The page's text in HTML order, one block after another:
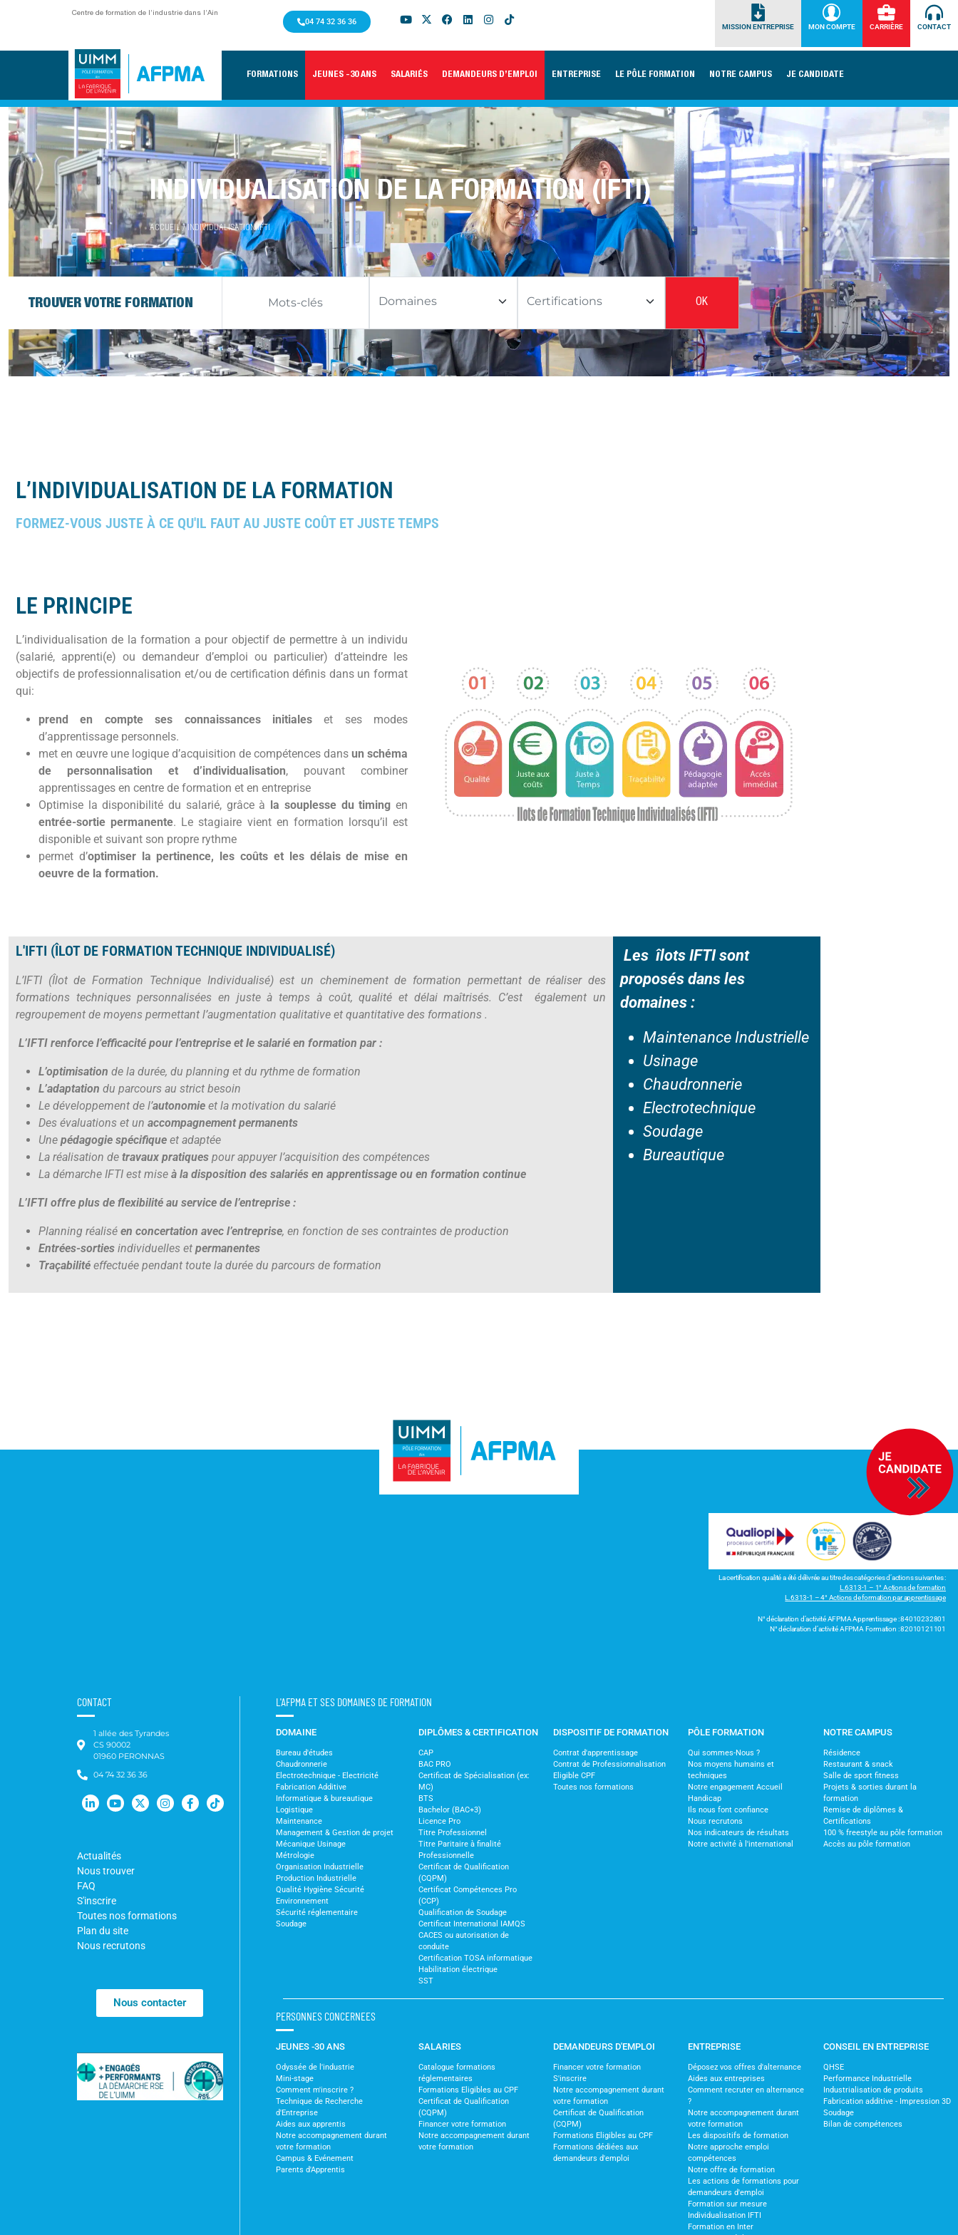
Centre de formation de l’industrie dans l’Ain
04 74 32 36 36
MISSION ENTREPRISE MON COMPTE CARRIÈRE CONTACT
FORMATIONS JEUNES -30 ANS SALARIÉS DEMANDEURS D’EMPLOI ENTREPRISE LE PÔLE FORMATION NOTRE CAMPUS JE CANDIDATE
INDIVIDUALISATION DE LA FORMATION (IFTI)
ACCUEIL/ INDIVIDUALISATION IFTI
TROUVER VOTRE FORMATION OK
L’INDIVIDUALISATION DE LA FORMATION
FORMEZ-VOUS JUSTE À CE QU'IL FAUT AU JUSTE COÛT ET JUSTE TEMPS
LE PRINCIPE
L’individualisation de la formation a pour objectif de permettre à un individu
(salarié, apprenti(e) ou demandeur d’emploi ou particulier) d’atteindre les
objectifs de professionnalisation et/ou de certification définis dans un format
qui:
prend en compte ses connaissances initialeset ses modes
d’apprentissage personnels.
met en œuvre une logique d’acquisition de compétences dans un schéma
de personnalisation et d’individualisation, pouvant combiner
apprentissages en centre de formation et en entreprise
Optimise la disponibilité du salarié, grâce à la souplesse du timing en
entrée-sortie permanente. Le stagiaire vient en formation lorsqu’il est
disponible et suivant son propre rythme
permet d’optimiser la pertinence, les coûts et les délais de mise en
oeuvre de la formation.
L'IFTI (ÎLOT DE FORMATION TECHNIQUE INDIVIDUALISÉ)
L’IFTI (Îlot de Formation Technique Individualisé) est un cheminement de formation permettant de réaliser des
formations techniques personnalisées en juste à temps à coût, qualité et délai maîtrisés. C’est également un
regroupement de moyens permettant l’augmentation qualitative et quantitative des formations .
L’IFTI renforce l’efficacité pour l’entreprise et le salarié en formation par :
L’optimisation de la durée, du planning et du rythme de formation
L’adaptation du parcours au strict besoin
Le développement de l’autonomie et la motivation du salarié
Des évaluations et un accompagnement permanents
Une pédagogie spécifique et adaptée
La réalisation de travaux pratiques pour appuyer l’acquisition des compétences
La démarche IFTI est mise à la disposition des salariés en apprentissage ou en formation continue
L’IFTI offre plus de flexibilité au service de l’entreprise :
Planning réalisé en concertation avec l’entreprise, en fonction de ses contraintes de production
Entrées-sorties individuelles et permanentes
Traçabilité effectuée pendant toute la durée du parcours de formation
Les îlots IFTI sont
proposés dans les
domaines :
Maintenance Industrielle
Usinage
Chaudronnerie
Electrotechnique
Soudage
Bureautique
La certification qualité a été délivrée au titre des catégories d’actions suivantes :
L.6313-1 – 1° Actions de formation
L.6313-1 – 4° Actions de formation par apprentissage
N° déclaration d’activité AFPMA Apprentissage : 84010232801
N° déclaration d’activité AFPMA Formation : 82010121101
CONTACT
1 allée des Tyrandes
CS 90002
01960 PERONNAS
04 74 32 36 36
Actualités
Nous trouver
FAQ
S'inscrire
Toutes nos formations
Plan du site
Nous recrutons
Nous contacter
L'AFPMA ET SES DOMAINES DE FORMATION
DOMAINE
Bureau d'études
Chaudronnerie
Electrotechnique - Electricité
Fabrication Additive
Informatique & bureautique
Logistique
Maintenance
Management & Gestion de projet
Mécanique Usinage
Métrologie
Organisation Industrielle
Production Industrielle
Qualité Hygiène Sécurité
Environnement
Sécurité réglementaire
Soudage
DIPLÔMES & CERTIFICATION
CAP
BAC PRO
Certificat de Spécialisation (ex:
MC)
BTS
Bachelor (BAC+3)
Licence Pro
Titre Professionnel
Titre Paritaire à finalité
Professionnelle
Certificat de Qualification
(CQPM)
Certificat Compétences Pro
(CCP)
Qualification de Soudage
Certificat International IAMQS
CACES ou autorisation de
conduite
Certification TOSA informatique
Habilitation électrique
SST
DISPOSITIF DE FORMATION
Contrat d'apprentissage
Contrat de Professionnalisation
Eligible CPF
Toutes nos formations
PÔLE FORMATION
Qui sommes-Nous ?
Nos moyens humains et
techniques
Notre engagement Accueil
Handicap
Ils nous font confiance
Nous recrutons
Nos indicateurs de résultats
Notre activité à l'international
NOTRE CAMPUS
Résidence
Restaurant & snack
Salle de sport fitness
Projets & sorties durant la
formation
Remise de diplômes &
Certifications
100 % freestyle au pôle formation
Accès au pôle formation
PERSONNES CONCERNEES
JEUNES -30 ANS
Odyssée de l'industrie
Mini-stage
Comment m'inscrire ?
Technique de Recherche
d'Entreprise
Aides aux apprentis
Notre accompagnement durant
votre formation
Campus & Evénement
Parents d'Apprentis
SALARIES
Catalogue formations
réglementaires
Formations Eligibles au CPF
Certificat de Qualification
(CQPM)
Financer votre formation
Notre accompagnement durant
votre formation
DEMANDEURS D'EMPLOI
Financer votre formation
S'inscrire
Notre accompagnement durant
votre formation
Certificat de Qualification
(CQPM)
Formations Eligibles au CPF
Formations dédiées aux
demandeurs d'emploi
ENTREPRISE
Déposez vos offres d'alternance
Aides aux entreprises
Comment recruter en alternance
?
Notre accompagnement durant
votre formation
Les dispositifs de formation
Notre approche emploi
compétences
Notre offre de formation
Les actions de formations pour
demandeurs d'emploi
Formation sur mesure
Individualisation IFTI
Formation en Inter
CONSEIL EN ENTREPRISE
QHSE
Performance Industrielle
Industrialisation de produits
Fabrication additive - Impression 3D
Soudage
Bilan de compétences